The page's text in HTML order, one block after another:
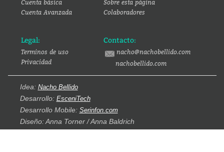
Cuenta básica
Cuenta Avanzada
Sobre esta página
Colaboradores
Legal:
Terminos de uso
Privacidad
Contacto:
nacho@nachobellido.com
nachobellido.com
Idea: Nacho Bellido
Desarrollo: EsceniTech
Desarrollo Mobile: Serinfon.com
Diseño: Anna Torner / Anna Baldrich